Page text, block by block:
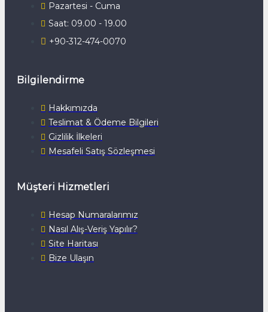
Pazartesi - Cuma
Saat: 09.00 - 19.00
+90-312-474-0070
Bilgilendirme
Hakkımızda
Teslimat & Ödeme Bilgileri
Gizlilik İlkeleri
Mesafeli Satış Sözleşmesi
Müşteri Hizmetleri
Hesap Numaralarımız
Nasıl Alış-Veriş Yapılır?
Site Haritası
Bize Ulaşın